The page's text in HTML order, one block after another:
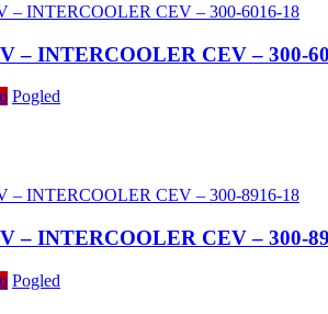
– INTERCOOLER CEV – 300-
Pogled
– INTERCOOLER CEV – 300-
Pogled